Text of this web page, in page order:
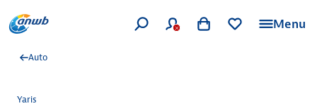
Menu
Auto
Yaris